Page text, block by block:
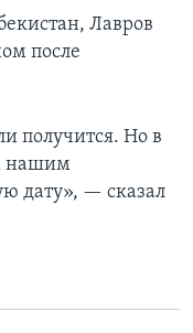
Лавров
после
получится. Но в
нашим
дату», — сказал